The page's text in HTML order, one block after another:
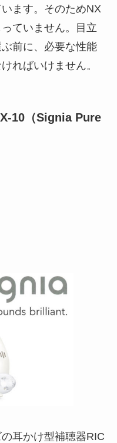
ます。そのためNX
ていません。目立
前に、必要な性能
ればいけません。
10（Signia Pure
耳かけ型補聴器RIC